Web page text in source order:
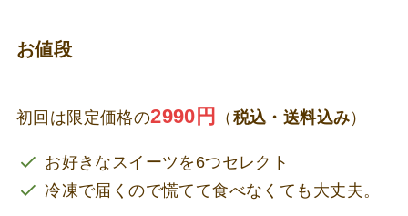
お値段
初回は限定価格の2990円 （ 税込・送料込み）
お好きなスイーツを6つセレクト
冷凍で届くので慌てて食べなくても大丈夫。